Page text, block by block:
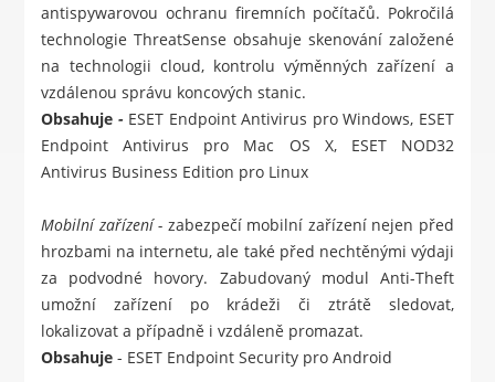
antispywarovou ochranu firemních počítačů. Pokročilá
technologie ThreatSense obsahuje skenování založené
na technologii cloud, kontrolu výměnných zařízení a
vzdálenou správu koncových stanic.
Obsahuje - ESET Endpoint Antivirus pro Windows, ESET
Endpoint Antivirus pro Mac OS X, ESET NOD32
Antivirus Business Edition pro Linux
Mobilní zařízení - zabezpečí mobilní zařízení nejen před
hrozbami na internetu, ale také před nechtěnými výdaji
za podvodné hovory. Zabudovaný modul Anti-Theft
umožní zařízení po krádeži či ztrátě sledovat,
lokalizovat a případně i vzdáleně promazat.
Obsahuje - ESET Endpoint Security pro Android